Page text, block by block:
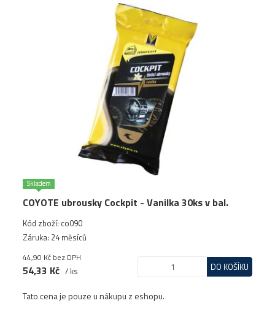
Skladem
COYOTE ubrousky Cockpit - Vanilka 30ks v bal.
Kód zboží: co090
Záruka: 24 měsíců
44,90 Kč bez DPH
54,33 Kč / ks DO KOŠÍKU
Tato cena je pouze u nákupu z eshopu.